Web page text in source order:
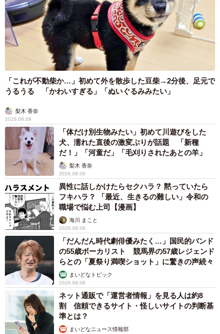
・次男の塾代 年間約15万円
→合計：245万円
◇ ◇
▽収入
・手取り年収約554万円（額面年収720万円）
・児童手当 年間24万円
▽主な支出
・固定費 年間約150万円
・生活費 年間約130万円
・レジャー代 年間約40万円
・雑費 年間約40万円
→収入から主な支出を引いた、教育費に充てられる金額：
218万円
◇ ◇
Aさんの現在の収支では、このまま私立中学校と塾に通わせ
ていると毎年約30万円の赤字です。赤字を防ぐためには、
収入を増やすか支出を減らす必要がありますね。
収入を増やす場合は、現在扶養内で働いているAさんの働き
方を変えるのが現実的です。現在はパート勤務で手取り月
収8万（額面10万円）を得ていますが、手取り月収を11万
「これが不動柴か…」初めて外を散歩した豆柴→2分後、足元で
うるうる 「かわいすぎる」「ぬいぐるみみたい」
梨木 香奈
2026.08.09
「体だけ別生物みたい」初めて川遊びをした
犬、濡れた直後の激変ぶりが話題 「新種
だ！」「河童だ」「毛刈りされたあとの羊」
梨木 香奈
2026.08.09
異性に話しかけたらセクハラ？ 黙っていたら
フキハラ？ 「最近、生きるの難しい」令和の
職場で悩む上司【漫画】
海川 まこと
2026.08.09
「だんだん時代劇俳優みたく…」国民的バンド
の55歳ボーカリスト 競馬界の57歳レジェンド
らとの「夏祭り満喫ショット」に驚きの声続々
まいどなトピック
2026.08.08
ネット通販で「運営者情報」を見る人は約8
割 信頼できるサイト・怪しいサイトの判断基
準とは？
まいどなニュース情報部